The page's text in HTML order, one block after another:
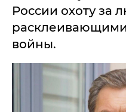
России охоту за
войны.